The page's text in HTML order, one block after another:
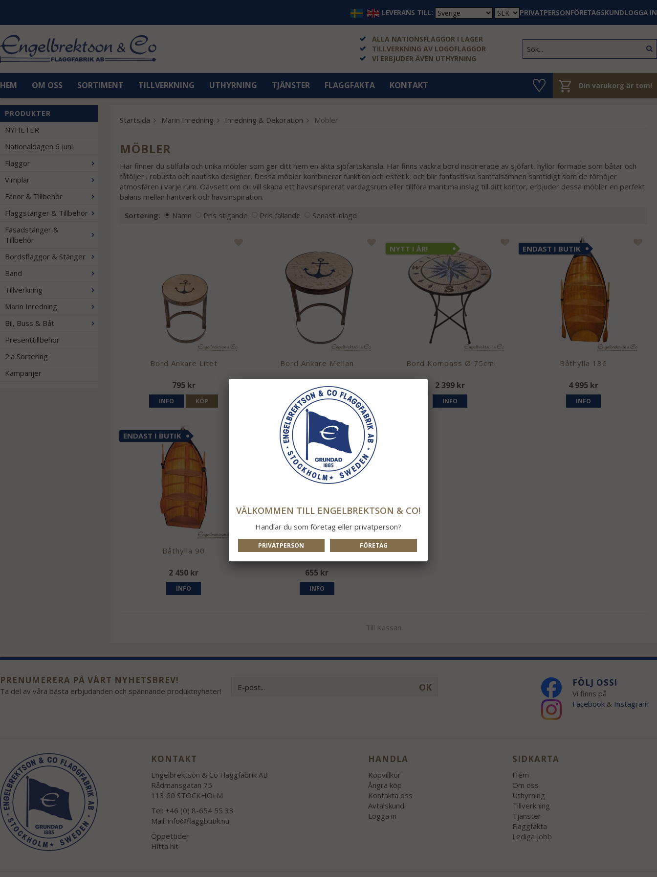
LEVERANS TILL: PRIVATPERSONFÖRETAGSKUNDLOGGA IN
ALLA NATIONSFLAGGOR I LAGER
TILLVERKNING AV LOGOFLAGGOR
VI ERBJUDER ÄVEN UTHYRNING
HEM OM OSS SORTIMENT TILLVERKNING UTHYRNING TJÄNSTER FLAGGFAKTA KONTAKT Din varukorg är tom!
PRODUKTER
NYHETER
Nationaldagen 6 juni
Flaggor
Vimplar
Fanor & Tillbehör
Flaggstänger & Tillbehör
Fasadstänger &
Tillbehör
Bordsflaggor & Stänger
Band
Tillverkning
Marin Inredning
Bil, Buss & Båt
Presenttillbehör
2:a Sortering
Kampanjer
Startsida Marin Inredning Inredning & Dekoration Möbler
MÖBLER
Här finner du stilfulla och unika möbler som ger ditt hem en äkta sjöfartskänsla. Här finns vackra bord inspirerade av sjöfart, hyllor formade som båtar och
fåtöljer i robusta och nautiska designer. Dessa möbler kombinerar funktion och estetik, och blir fantastiska samtalsämnen samtidigt som de förhöjer
atmosfären i varje rum. Oavsett om du vill skapa ett havsinspirerat vardagsrum eller tillföra maritima inslag till ditt kontor, erbjuder dessa möbler en perfekt
balans mellan hantverk och havsinspiration.
Sortering:
Namn Pris stigande Pris fallande Senast inlagd
Bord Ankare Litet
795 kr
INFO KÖP
Bord Ankare Mellan
1 595 kr
INFO KÖP
NYTT I ÅR!
Bord Kompass Ø 75cm
2 399 kr
INFO
ENDAST I BUTIK
Båthylla 136
4 995 kr
INFO
ENDAST I BUTIK
Båthylla 90
2 450 kr
INFO
Repstege Jute
655 kr
INFO
Till Kassan
PRENUMERERA PÅ VÅRT NYHETSBREV!
Ta del av våra bästa erbjudanden och spännande produktnyheter! OK FÖLJ OSS!
Vi finns på
Facebook & Instagram
KONTAKT
Engelbrektson & Co Flaggfabrik AB
Rådmansgatan 75
113 60 STOCKHOLM
Tel: +46 (0) 8-654 55 33
Mail: info@flaggbutik.nu
Öppettider
Hitta hit
HANDLA
Köpvillkor
Ångra köp
Kontakta oss
Avtalskund
Logga in
SIDKARTA
Hem
Om oss
Uthyrning
Tillverkning
Tjänster
Flaggfakta
Lediga jobb
VÄLKOMMEN TILL ENGELBREKTSON & CO!
Handlar du som företag eller privatperson?
PRIVATPERSON FÖRETAG